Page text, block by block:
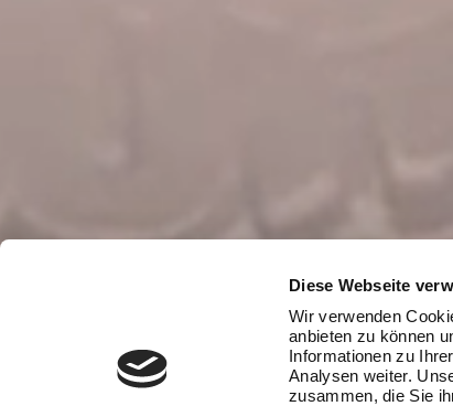
Diese Webseite
Wir verwenden
anbieten zu können
Informationen zu
Analysen weiter.
zusammen, die Sie
Babys dabei
und ihre